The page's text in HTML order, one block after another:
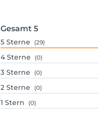
Gesamt 5
5 Sterne (29)
4 Sterne (0)
3 Sterne (0)
2 Sterne (0)
1 Stern (0)